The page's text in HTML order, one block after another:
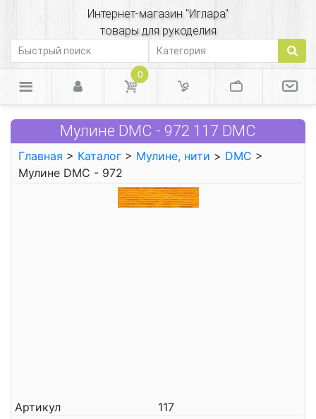
Интернет-магазин "Иглара"
товары для рукоделия
0
Мулине DMC - 972 117 DMC
Главная > Каталог > Мулине, нити > DMC >
Мулине DMC - 972
Артикул
117